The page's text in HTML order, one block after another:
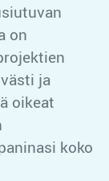
on
ja
oikeat
koko